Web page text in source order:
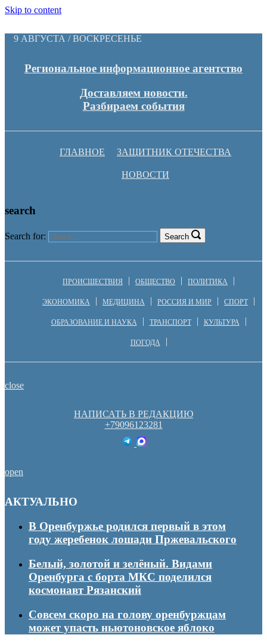
Skip to content
9 АВГУСТА / ВОСКРЕСЕНЬЕ
Региональное информационное агентство
Доставляем новости.
Разбираем события
ГЛАВНОЕ ЗАЩИТНИК ОТЕЧЕСТВА
НОВОСТИ
search
Search for: Search
ПРОИСШЕСТВИЯ ОБЩЕСТВО ПОЛИТИКА
ЭКОНОМИКА МЕДИЦИНА РОССИЯ И МИР СПОРТ
ОБРАЗОВАНИЕ И НАУКА ТРАНСПОРТ КУЛЬТУРА
ПОГОДА
close
НАПИСАТЬ В РЕДАКЦИЮ
+79096123281
open
АКТУАЛЬНО
В Оренбуржье родился первый в этом
году жеребенок лошади Пржевальского
Белый, золотой и зелёный. Видами
Оренбурга с борта МКС поделился
космонавт Рязанский
Совсем скоро на голову оренбуржцам
может упасть ньютоновское яблоко